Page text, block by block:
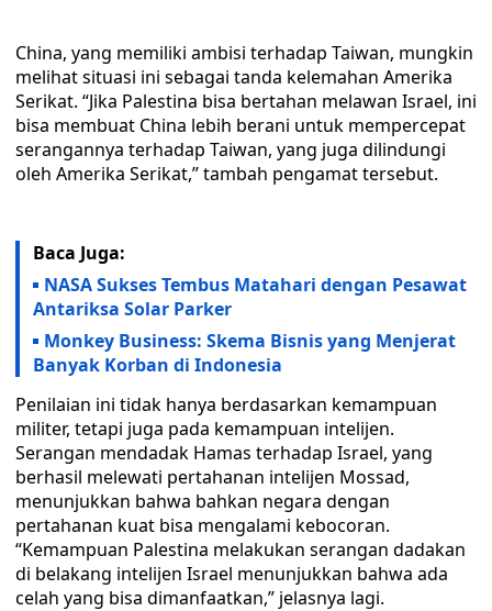
China, yang memiliki ambisi terhadap Taiwan, mungkin
melihat situasi ini sebagai tanda kelemahan Amerika
Serikat. “Jika Palestina bisa bertahan melawan Israel, ini
bisa membuat China lebih berani untuk mempercepat
serangannya terhadap Taiwan, yang juga dilindungi
oleh Amerika Serikat,” tambah pengamat tersebut.
Baca Juga:
NASA Sukses Tembus Matahari dengan Pesawat
Antariksa Solar Parker
Monkey Business: Skema Bisnis yang Menjerat
Banyak Korban di Indonesia
Penilaian ini tidak hanya berdasarkan kemampuan
militer, tetapi juga pada kemampuan intelijen.
Serangan mendadak Hamas terhadap Israel, yang
berhasil melewati pertahanan intelijen Mossad,
menunjukkan bahwa bahkan negara dengan
pertahanan kuat bisa mengalami kebocoran.
“Kemampuan Palestina melakukan serangan dadakan
di belakang intelijen Israel menunjukkan bahwa ada
celah yang bisa dimanfaatkan,” jelasnya lagi.